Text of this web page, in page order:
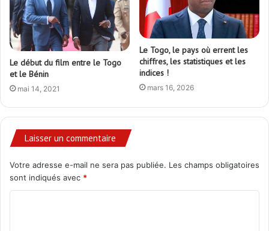
Le début du film entre le Togo
et le Bénin
mai 14, 2021
Le Togo, le pays où errent les
chiffres, les statistiques et les
indices !
mars 16, 2026
Laisser un commentaire
Votre adresse e-mail ne sera pas publiée. Les champs obligatoires
sont indiqués avec *